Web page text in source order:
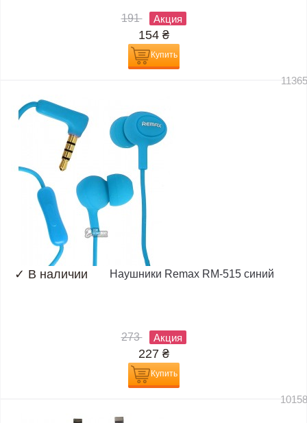
191 Акция
154 ₴
Купить
✓ В наличии Наушники Remax RM-515 синий
273 Акция
227 ₴
Купить